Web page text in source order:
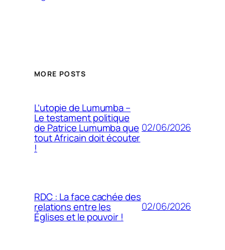
MORE POSTS
L’utopie de Lumumba –
Le testament politique
de Patrice Lumumba que
tout Africain doit écouter
!
02/06/2026
RDC : La face cachée des
relations entre les
Églises et le pouvoir !
02/06/2026